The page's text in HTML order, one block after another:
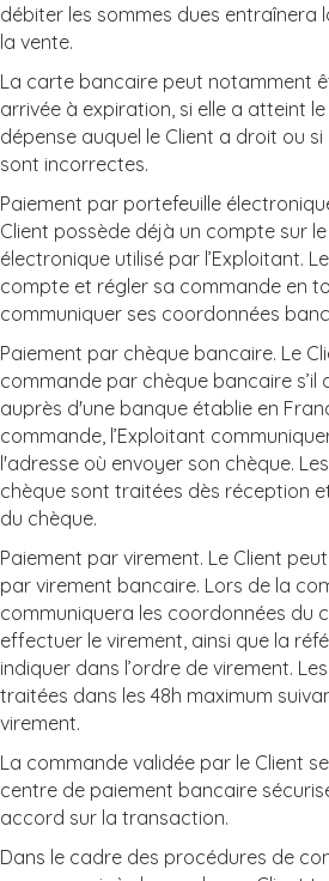
débiter les sommes dues entraînera
la vente.
La carte bancaire peut notamment
arrivée à expiration, si elle a atteint
dépense auquel le Client a droit ou si
sont incorrectes.
Paiement par portefeuille
Client possède déjà un compte sur
électronique utilisé par l’Exploitant.
compte et régler sa commande en
communiquer ses coordonnées
Paiement par chèque bancaire. Le
commande par chèque bancaire s’il
auprès d'une banque établie en
commande, l’Exploitant
l'adresse où envoyer son chèque.
chèque sont traitées dès réception
du chèque.
Paiement par virement. Le Client
par virement bancaire. Lors de la
communiquera les coordonnées du
effectuer le virement, ainsi que la
indiquer dans l’ordre de virement.
traitées dans les 48h maximum
virement.
La commande validée par le Client
centre de paiement bancaire
accord sur la transaction.
Dans le cadre des procédures de